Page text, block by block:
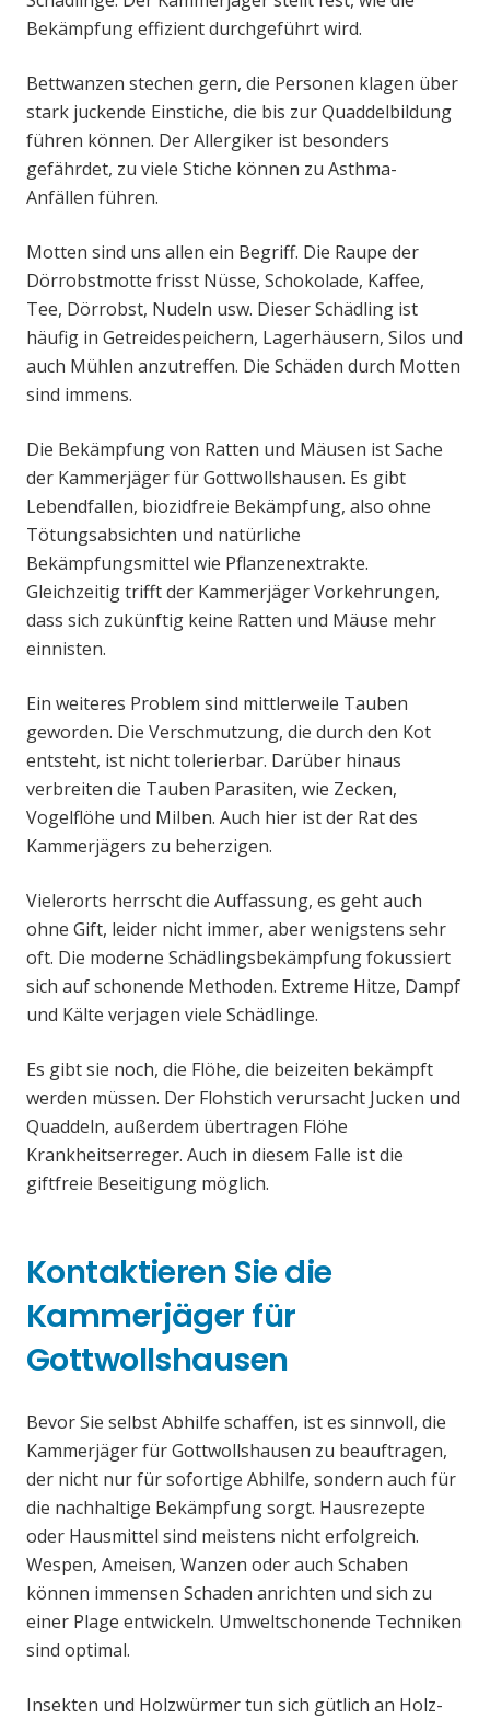
Bekämpfung effizient durchgeführt wird.
Bettwanzen stechen gern, die Personen klagen über
stark juckende Einstiche, die bis zur Quaddelbildung
führen können. Der Allergiker ist besonders
gefährdet, zu viele Stiche können zu Asthma-
Anfällen führen.
Motten sind uns allen ein Begriff. Die Raupe der
Dörrobstmotte frisst Nüsse, Schokolade, Kaffee,
Tee, Dörrobst, Nudeln usw. Dieser Schädling ist
häufig in Getreidespeichern, Lagerhäusern, Silos und
auch Mühlen anzutreffen. Die Schäden durch Motten
sind immens.
Die Bekämpfung von Ratten und Mäusen ist Sache
der Kammerjäger für Gottwollshausen. Es gibt
Lebendfallen, biozidfreie Bekämpfung, also ohne
Tötungsabsichten und natürliche
Bekämpfungsmittel wie Pflanzenextrakte.
Gleichzeitig trifft der Kammerjäger Vorkehrungen,
dass sich zukünftig keine Ratten und Mäuse mehr
einnisten.
Ein weiteres Problem sind mittlerweile Tauben
geworden. Die Verschmutzung, die durch den Kot
entsteht, ist nicht tolerierbar. Darüber hinaus
verbreiten die Tauben Parasiten, wie Zecken,
Vogelflöhe und Milben. Auch hier ist der Rat des
Kammerjägers zu beherzigen.
Vielerorts herrscht die Auffassung, es geht auch
ohne Gift, leider nicht immer, aber wenigstens sehr
oft. Die moderne Schädlingsbekämpfung fokussiert
sich auf schonende Methoden. Extreme Hitze, Dampf
und Kälte verjagen viele Schädlinge.
Es gibt sie noch, die Flöhe, die beizeiten bekämpft
werden müssen. Der Flohstich verursacht Jucken und
Quaddeln, außerdem übertragen Flöhe
Krankheitserreger. Auch in diesem Falle ist die
giftfreie Beseitigung möglich.
Kontaktieren Sie die
Kammerjäger für
Gottwollshausen
Bevor Sie selbst Abhilfe schaffen, ist es sinnvoll, die
Kammerjäger für Gottwollshausen zu beauftragen,
der nicht nur für sofortige Abhilfe, sondern auch für
die nachhaltige Bekämpfung sorgt. Hausrezepte
oder Hausmittel sind meistens nicht erfolgreich.
Wespen, Ameisen, Wanzen oder auch Schaben
können immensen Schaden anrichten und sich zu
einer Plage entwickeln. Umweltschonende Techniken
sind optimal.
Insekten und Holzwürmer tun sich gütlich an Holz-